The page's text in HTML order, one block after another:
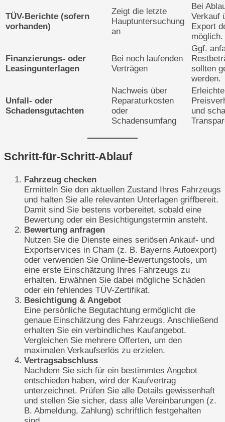
TÜV-Berichte (sofern
vorhanden)
Zeigt die letzte
Hauptuntersuchung
an
Bei
Verkauf
Export
möglich.
Finanzierungs- oder
Leasingunterlagen
Bei noch laufenden
Verträgen
Ggf.
sollten
werden.
Unfall- oder
Schadensgutachten
Nachweis über
Reparaturkosten
oder
Schadensumfang
und
Schritt-für-Schritt-Ablauf
Fahrzeug checken
Ermitteln Sie den aktuellen Zustand Ihres Fahrzeugs
und halten Sie alle relevanten Unterlagen griffbereit.
Damit sind Sie bestens vorbereitet, sobald eine
Bewertung oder ein Besichtigungstermin ansteht.
Bewertung anfragen
Nutzen Sie die Dienste eines seriösen Ankauf- und
Exportservices in Cham (z. B. Bayerns Autoexport)
oder verwenden Sie Online-Bewertungstools, um
eine erste Einschätzung Ihres Fahrzeugs zu
erhalten. Erwähnen Sie dabei mögliche Schäden
oder ein fehlendes TÜV-Zertifikat.
Besichtigung & Angebot
Eine persönliche Begutachtung ermöglicht die
genaue Einschätzung des Fahrzeugs. Anschließend
erhalten Sie ein verbindliches Kaufangebot.
Vergleichen Sie mehrere Offerten, um den
maximalen Verkaufserlös zu erzielen.
Vertragsabschluss
Nachdem Sie sich für ein bestimmtes Angebot
entschieden haben, wird der Kaufvertrag
unterzeichnet. Prüfen Sie alle Details gewissenhaft
und stellen Sie sicher, dass alle Vereinbarungen (z.
B. Abmeldung, Zahlung) schriftlich festgehalten